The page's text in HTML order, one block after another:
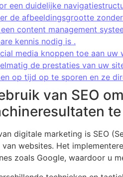
een duidelijke
de afbeeldingsgrootte
content management
kennis nodig is .
media knoppen toe aan uw
de prestaties van uw
op tijd op te sporen en ze
van SEO
digitale marketing is SEO
websites. Het
zoals Google, waardoor u